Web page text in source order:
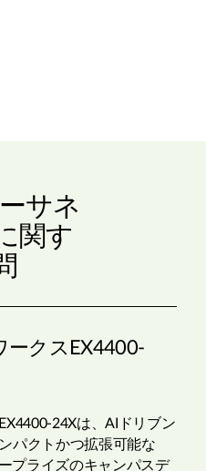
サネ
関す
ークスEX4400-
EX4400-24Xは、AIドリブン
パクトかつ拡張可能な
プライズのキャンパスデ